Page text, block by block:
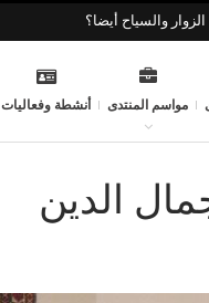
والسياح أيضا؟
مواسم المنتدى أنشطة وفعاليات
الدين